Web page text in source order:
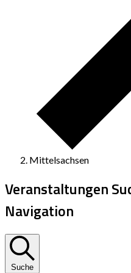
Mittelsachsen
Veranstaltungen
Navigation
Suche